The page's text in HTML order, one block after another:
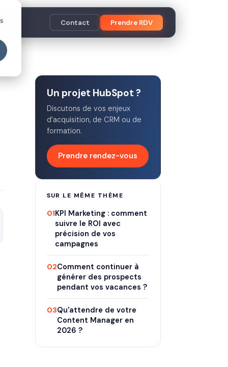
Contact Prendre RDV
Un projet HubSpot ?
Discutons de vos enjeux
d’acquisition, de CRM ou de
formation.
Prendre rendez-vous
SUR LE MÊME THÈME
01KPI Marketing : comment
suivre le ROI avec
précision de vos
campagnes
02Comment continuer à
générer des prospects
pendant vos vacances ?
03Qu'attendre de votre
Content Manager en
2026 ?